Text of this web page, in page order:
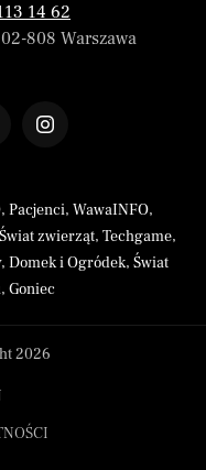
14 62
808 Warszawa
, Pacjenci, WawaINFO,
Świat zwierząt, Techgame,
, Domek i Ogródek, Świat
, Goniec
2026